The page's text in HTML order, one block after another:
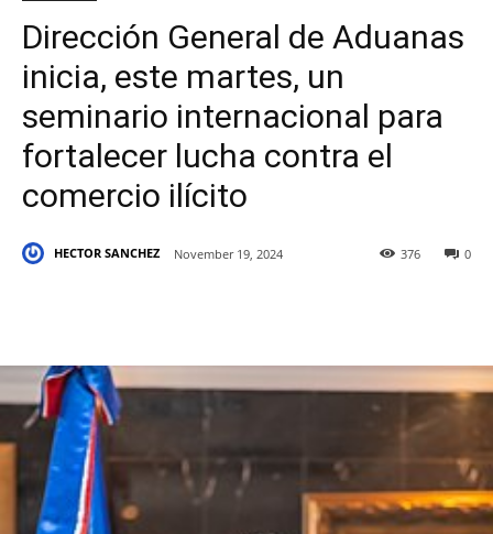
Dirección General de Aduanas
inicia, este martes, un
seminario internacional para
fortalecer lucha contra el
comercio ilícito
HECTOR SANCHEZ November 19, 2024 0
376